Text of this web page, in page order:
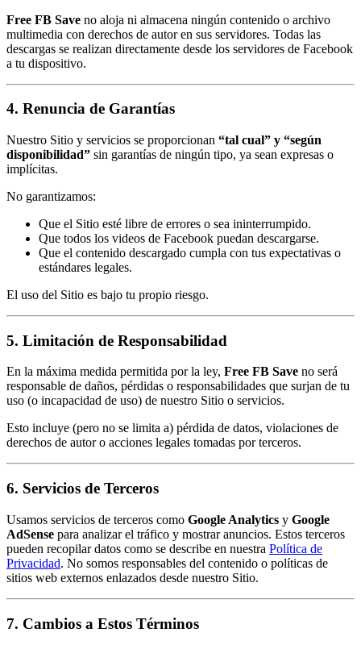
Free FB Save no aloja ni almacena ningún contenido o archivo
multimedia con derechos de autor en sus servidores. Todas las
descargas se realizan directamente desde los servidores de Facebook
a tu dispositivo.
4. Renuncia de Garantías
Nuestro Sitio y servicios se proporcionan “tal cual” y “según
disponibilidad” sin garantías de ningún tipo, ya sean expresas o
implícitas.
No garantizamos:
Que el Sitio esté libre de errores o sea ininterrumpido.
Que todos los videos de Facebook puedan descargarse.
Que el contenido descargado cumpla con tus expectativas o
estándares legales.
El uso del Sitio es bajo tu propio riesgo.
5. Limitación de Responsabilidad
En la máxima medida permitida por la ley, Free FB Save no será
responsable de daños, pérdidas o responsabilidades que surjan de tu
uso (o incapacidad de uso) de nuestro Sitio o servicios.
Esto incluye (pero no se limita a) pérdida de datos, violaciones de
derechos de autor o acciones legales tomadas por terceros.
6. Servicios de Terceros
Usamos servicios de terceros como Google Analytics y Google
AdSense para analizar el tráfico y mostrar anuncios. Estos terceros
pueden recopilar datos como se describe en nuestra Política de
Privacidad. No somos responsables del contenido o políticas de
sitios web externos enlazados desde nuestro Sitio.
7. Cambios a Estos Términos